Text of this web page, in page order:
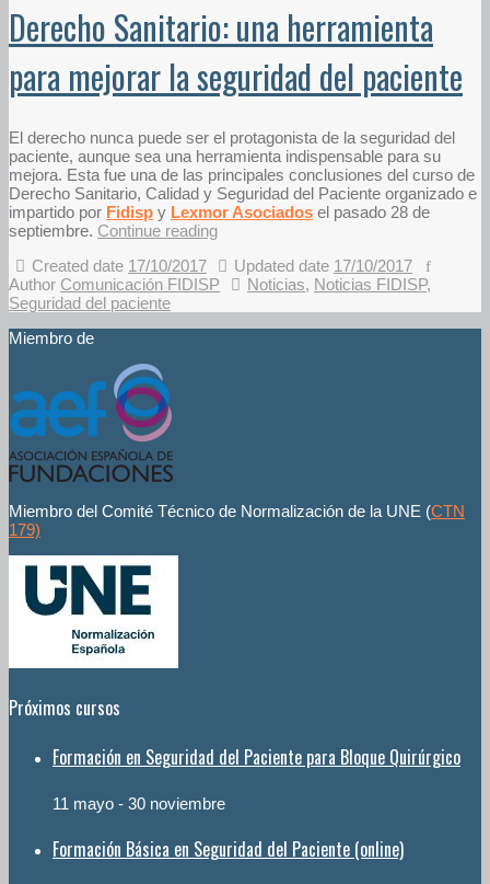
Derecho Sanitario: una herramienta
para mejorar la seguridad del paciente
El derecho nunca puede ser el protagonista de la seguridad del
paciente, aunque sea una herramienta indispensable para su
mejora. Esta fue una de las principales conclusiones del curso de
Derecho Sanitario, Calidad y Seguridad del Paciente organizado e
impartido por Fidisp y Lexmor Asociados el pasado 28 de
septiembre. Continue reading
Created date 17/10/2017 Updated date 17/10/2017
Author Comunicación FIDISP Noticias, Noticias FIDISP,
Seguridad del paciente
Miembro de
Miembro del Comité Técnico de Normalización de la UNE (CTN
179)
Próximos cursos
Formación en Seguridad del Paciente para Bloque Quirúrgico
11 mayo - 30 noviembre
Formación Básica en Seguridad del Paciente (online)